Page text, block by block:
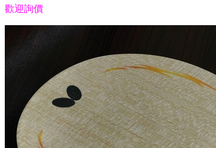
歡迎詢價